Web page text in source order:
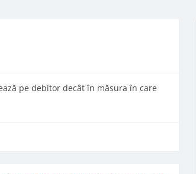
pe debitor decât în măsura în care